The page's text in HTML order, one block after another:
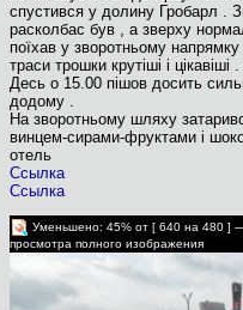
спустився у долину Гробарл .
расколбас був , а зверху
поїхав у зворотньому
траси трошки крутіші і цікавіші .
Десь о 15.00 пішов досить
додому .
На зворотньому шляху
винцем-сирами-фруктами і
отель
Ссылка
Ссылка
Уменьшено: 45% от [ 640 на 480 ]
просмотра полного изображения